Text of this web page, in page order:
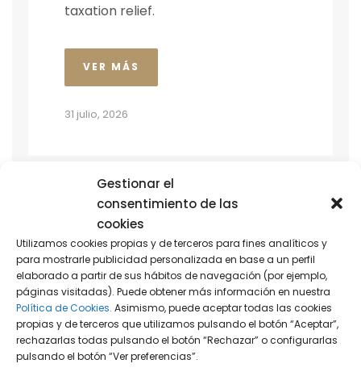
Gestionar el
consentimiento de las
cookies
Utilizamos cookies propias y de terceros para fines analíticos y
para mostrarle publicidad personalizada en base a un perfil
elaborado a partir de sus hábitos de navegación (por ejemplo,
páginas visitadas). Puede obtener más información en nuestra
Política de Cookies. Asimismo, puede aceptar todas las cookies
propias y de terceros que utilizamos pulsando el botón “Aceptar”,
rechazarlas todas pulsando el botón “Rechazar” o configurarlas
pulsando el botón “Ver preferencias”.
taxation relief.
VER MÁS
31 julio, 2026